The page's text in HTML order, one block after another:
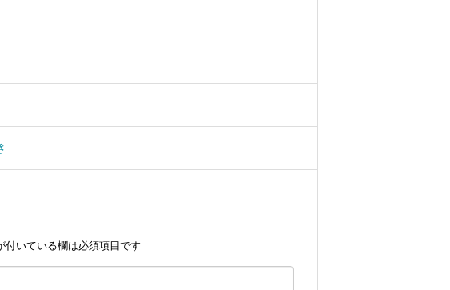
付いている欄は必須項目です